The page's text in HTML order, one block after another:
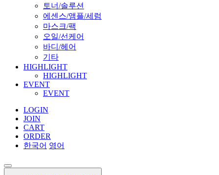
토너/솔루션
에센스/앰플/세럼
마스크/팩
오일/선케어
바디/헤어
기타
HIGHLIGHT
HIGHLIGHT
EVENT
EVENT
LOGIN
JOIN
CART
ORDER
한국어 영어